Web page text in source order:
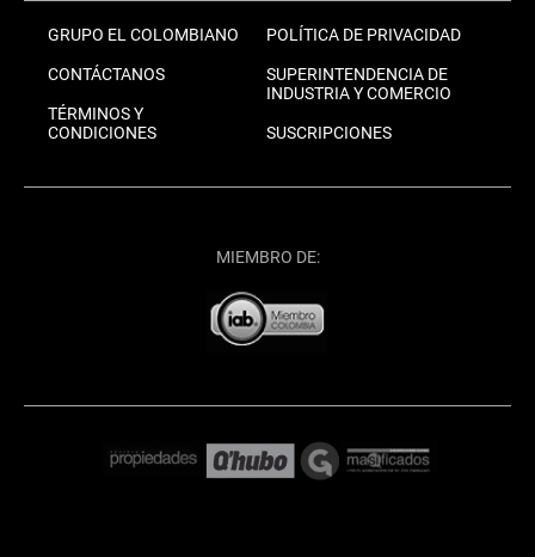
GRUPO EL COLOMBIANO
CONTÁCTANOS
TÉRMINOS Y
CONDICIONES
POLÍTICA DE PRIVACIDAD
SUPERINTENDENCIA DE
INDUSTRIA Y COMERCIO
SUSCRIPCIONES
MIEMBRO DE: